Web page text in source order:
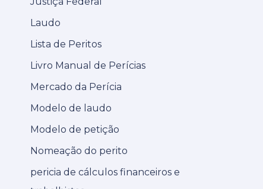
Laudo
Lista de Peritos
Livro Manual de Perícias
Mercado da Perícia
Modelo de laudo
Modelo de petição
Nomeação do perito
pericia de cálculos financeiros e